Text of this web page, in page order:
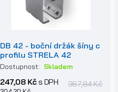
DB 42 - boční držák šíny c
profilu STRELA 42
Dostupnost: Skladem
247,08 Kčs DPH 367,84 Kč